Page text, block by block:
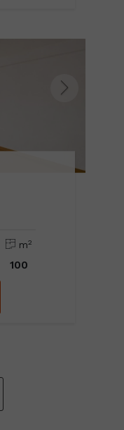
m2
100